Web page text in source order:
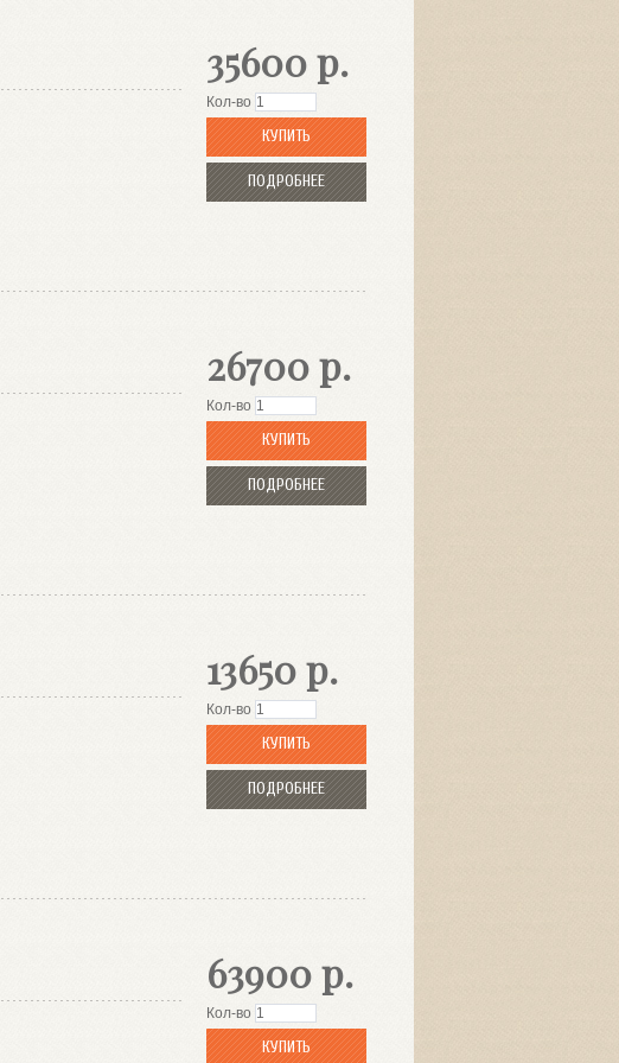
35600 р.
Кол-во
КУПИТЬ
ПОДРОБНЕЕ
26700 р.
Кол-во
КУПИТЬ
ПОДРОБНЕЕ
13650 р.
Кол-во
КУПИТЬ
ПОДРОБНЕЕ
63900 р.
Кол-во
КУПИТЬ